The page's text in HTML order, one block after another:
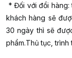
* Đối với đổi
khách hàng sẽ
30 ngày thì sẽ
phẩm.Thủ tục, trình